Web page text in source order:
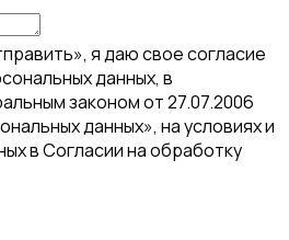
я даю свое согласие
данных, в
законом от 27.07.2006
данных», на условиях и
в Согласии на обработку